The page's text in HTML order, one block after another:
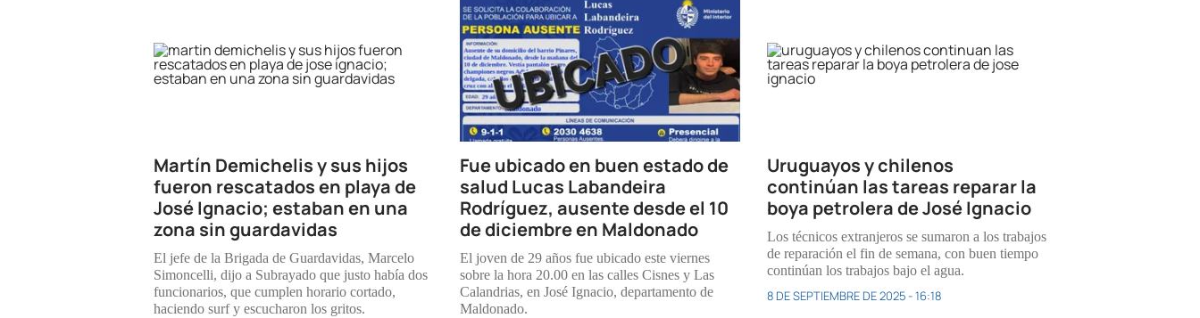
Martín Demichelis y sus hijos
fueron rescatados en playa de
José Ignacio; estaban en una
zona sin guardavidas
El jefe de la Brigada de Guardavidas, Marcelo
Simoncelli, dijo a Subrayado que justo había dos
funcionarios, que cumplen horario cortado,
haciendo surf y escucharon los gritos.
Fue ubicado en buen estado de
salud Lucas Labandeira
Rodríguez, ausente desde el 10
de diciembre en Maldonado
El joven de 29 años fue ubicado este viernes
sobre la hora 20.00 en las calles Cisnes y Las
Calandrias, en José Ignacio, departamento de
Maldonado.
Uruguayos y chilenos
continúan las tareas reparar la
boya petrolera de José Ignacio
Los técnicos extranjeros se sumaron a los trabajos
de reparación el fin de semana, con buen tiempo
continúan los trabajos bajo el agua.
8 DE SEPTIEMBRE DE 2025 - 16:18